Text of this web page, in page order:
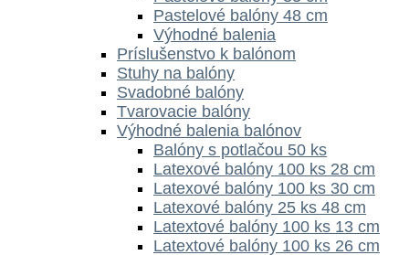
Pastelové balóny 48 cm
Výhodné balenia
Príslušenstvo k balónom
Stuhy na balóny
Svadobné balóny
Tvarovacie balóny
Výhodné balenia balónov
Balóny s potlačou 50 ks
Latexové balóny 100 ks 28 cm
Latexové balóny 100 ks 30 cm
Latexové balóny 25 ks 48 cm
Latextové balóny 100 ks 13 cm
Latextové balóny 100 ks 26 cm